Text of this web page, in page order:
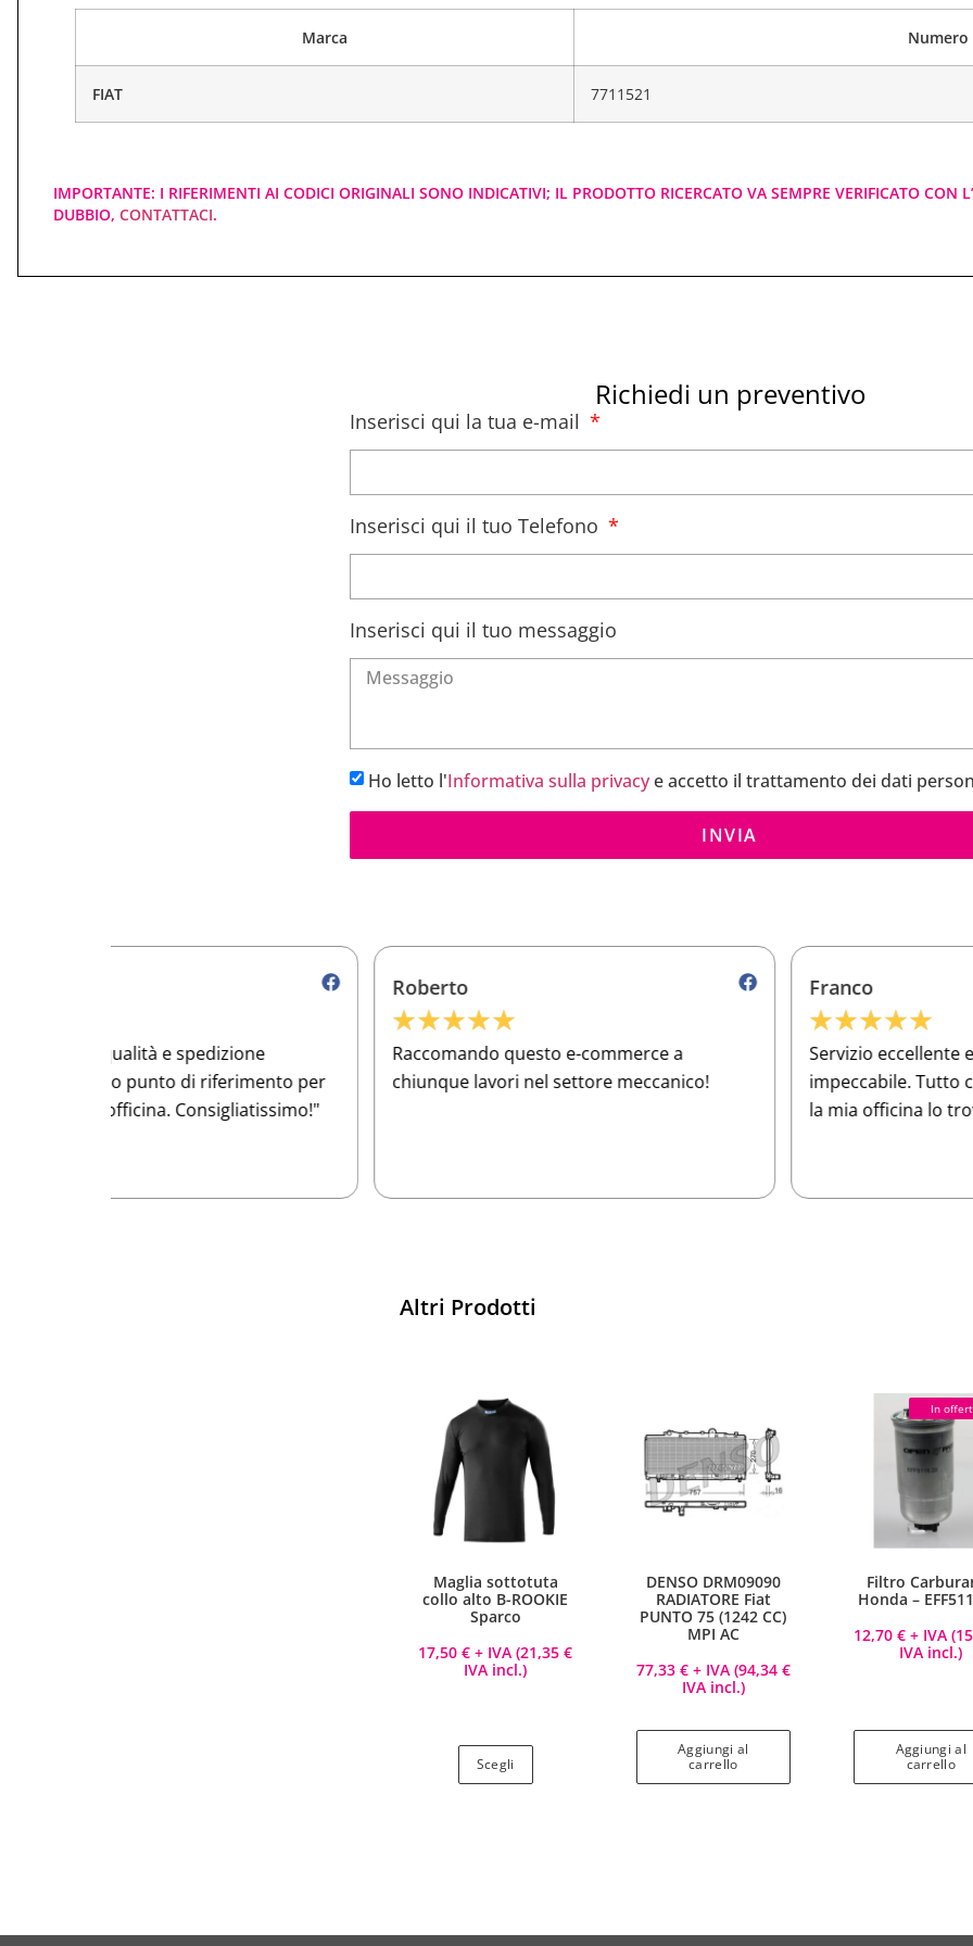
Marca Numero
FIAT 7711521
IMPORTANTE: I RIFERIMENTI AI CODICI ORIGINALI SONO INDICATIVI; IL PRODOTTO RICERCATO VA SEMPRE VERIFICATO CON
DUBBIO, CONTATTACI.
Richiedi un preventivo
Inserisci qui la tua e-mail
Inserisci qui il tuo Telefono
Inserisci qui il tuo messaggio
Ho letto l'Informativa sulla privacye accetto il trattamento dei dati
INVIA
Raccomando questo e-commerce a
chiunque lavori nel settore meccanico!
Servizio eccellente e assistenza clienti
impeccabile. Tutto ciò di cui ho bisogno per
la mia officina lo trovo qui. 5 stelle meritate!
Altri Prodotti
Maglia sottotuta
collo alto B-ROOKIE
Sparco
17,50€ + IVA (21,35€
IVA incl.)
Scegli
DENSO DRM09090
RADIATORE Fiat
PUNTO 75 (1242 CC)
MPI AC
77,33 €+ IVA (94,34 €
IVA incl.)
Aggiungi al
carrello
In
Filtro
Honda –
12,70€ + IVA (
IVA incl.)
Aggiungi al
carrello